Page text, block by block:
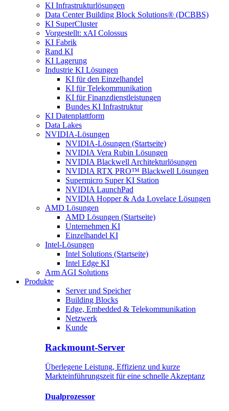
KI Infrastrukturlösungen
Data Center Building Block Solutions® (DCBBS)
KI SuperCluster
Vorgestellt: xAI Colossus
KI Fabrik
Rand KI
KI Lagerung
Industrie KI Lösungen
KI für den Einzelhandel
KI für Telekommunikation
KI für Finanzdienstleistungen
Bundes KI Infrastruktur
KI Datenplattform
Data Lakes
NVIDIA-Lösungen
NVIDIA-Lösungen (Startseite)
NVIDIA Vera Rubin Lösungen
NVIDIA Blackwell Architekturlösungen
NVIDIA RTX PRO™ Blackwell Lösungen
Supermicro Super KI Station
NVIDIA LaunchPad
NVIDIA Hopper & Ada Lovelace Lösungen
AMD Lösungen
AMD Lösungen (Startseite)
Unternehmen KI
Einzelhandel KI
Intel-Lösungen
Intel Solutions (Startseite)
Intel Edge KI
Arm AGI Solutions
Produkte
Server und Speicher
Building Blocks
Edge, Embedded & Telekommunikation
Netzwerk
Kunde
Rackmount-Server
Überlegene Leistung, Effizienz und kurze
Markteinführungszeit für eine schnelle Akzeptanz
Dualprozessor